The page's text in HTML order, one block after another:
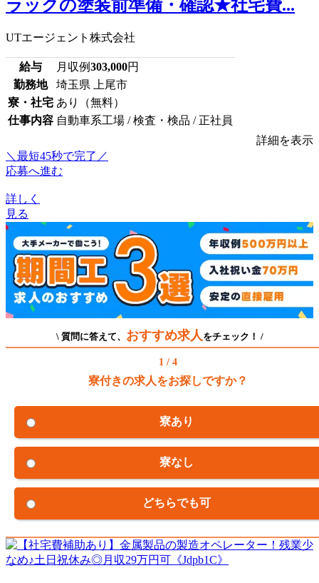
ラックの塗装前準備・確認★社宅費...
UTエージェント株式会社
給与 月収例303,000円
勤務地
埼玉県 上尾市
寮・社宅 あり（無料）
仕事内容 自動車系工場 / 検査・検品 / 正社員
詳細を表示
＼最短45秒で完了／
応募へ進む
詳しく
見る
\ 質問に答えて、 おすすめ求人 をチェック！ /
1 / 4
寮付きの求人をお探しですか？
寮あり
寮なし
どちらでも可